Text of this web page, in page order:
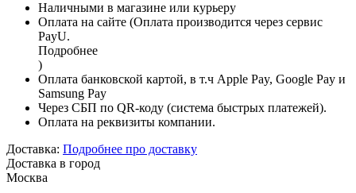
Наличными в магазине или курьеру
Оплата на сайте (Оплата производится через сервис
PayU.
Подробнее
)
Оплата банковской картой, в т.ч Apple Pay, Google Pay и
Samsung Pay
Через СБП по QR-коду (система быстрых платежей).
Оплата на реквизиты компании.
Доставка: Подробнее про доставку
Доставка в город
Москва